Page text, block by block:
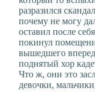
разразился
почему не могу
оставил после
покинул
вышедшего
поднятый хор
Что ж, они это
девочки,